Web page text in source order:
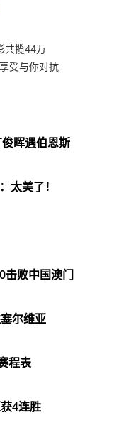
共揽44万
受与你对抗
晖遇伯恩斯
太美了！
击败中国澳门
尔维亚
程表
4连胜